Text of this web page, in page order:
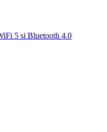
5 si Bluetooth 4.0